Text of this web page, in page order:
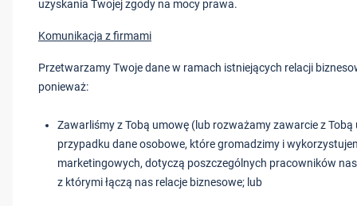
uzyskania Twojej zgody na mocy prawa.
Komunikacja z firmami
Przetwarzamy Twoje dane w ramach istniejących relacji
ponieważ:
Zawarliśmy z Tobą umowę (lub rozważamy zawarcie z
przypadku dane osobowe, które gromadzimy i
marketingowych, dotyczą poszczególnych pracowników
z którymi łączą nas relacje biznesowe; lub